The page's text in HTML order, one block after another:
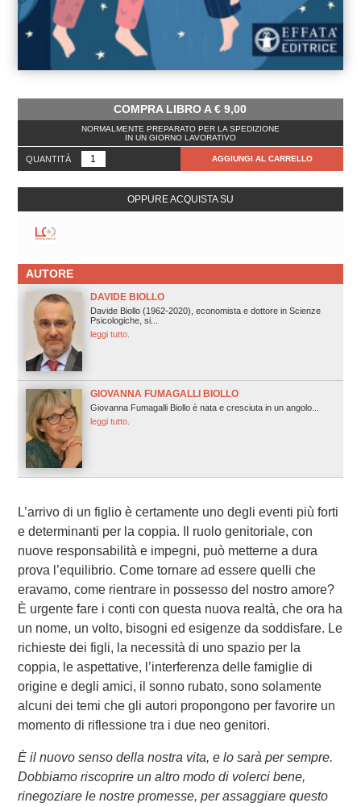
COMPRA LIBRO A€ 9,00
NORMALMENTE PREPARATO PER LA SPEDIZIONE
IN UN GIORNO LAVORATIVO
QUANTITÀ AGGIUNGI AL CARRELLO
OPPURE ACQUISTA SU
AUTORE
DAVIDE BIOLLO
Davide Biollo (1962-2020), economista e dottore in Scienze
Psicologiche, si...
leggi tutto.
GIOVANNA FUMAGALLI BIOLLO
Giovanna Fumagalli Biollo è nata e cresciuta in un angolo...
leggi tutto.
L’arrivo di un figlio è certamente uno degli eventi più forti
e determinanti per la coppia. Il ruolo genitoriale, con
nuove responsabilità e impegni, può metterne a dura
prova l’equilibrio. Come tornare ad essere quelli che
eravamo, come rientrare in possesso del nostro amore?
È urgente fare i conti con questa nuova realtà, che ora ha
un nome, un volto, bisogni ed esigenze da soddisfare. Le
richieste dei figli, la necessità di uno spazio per la
coppia, le aspettative, l’interferenza delle famiglie di
origine e degli amici, il sonno rubato, sono solamente
alcuni dei temi che gli autori propongono per favorire un
momento di riflessione tra i due neo genitori.
È il nuovo senso della nostra vita, e lo sarà per sempre.
Dobbiamo riscoprire un altro modo di volerci bene,
rinegoziare le nostre promesse, per assaggiare questo